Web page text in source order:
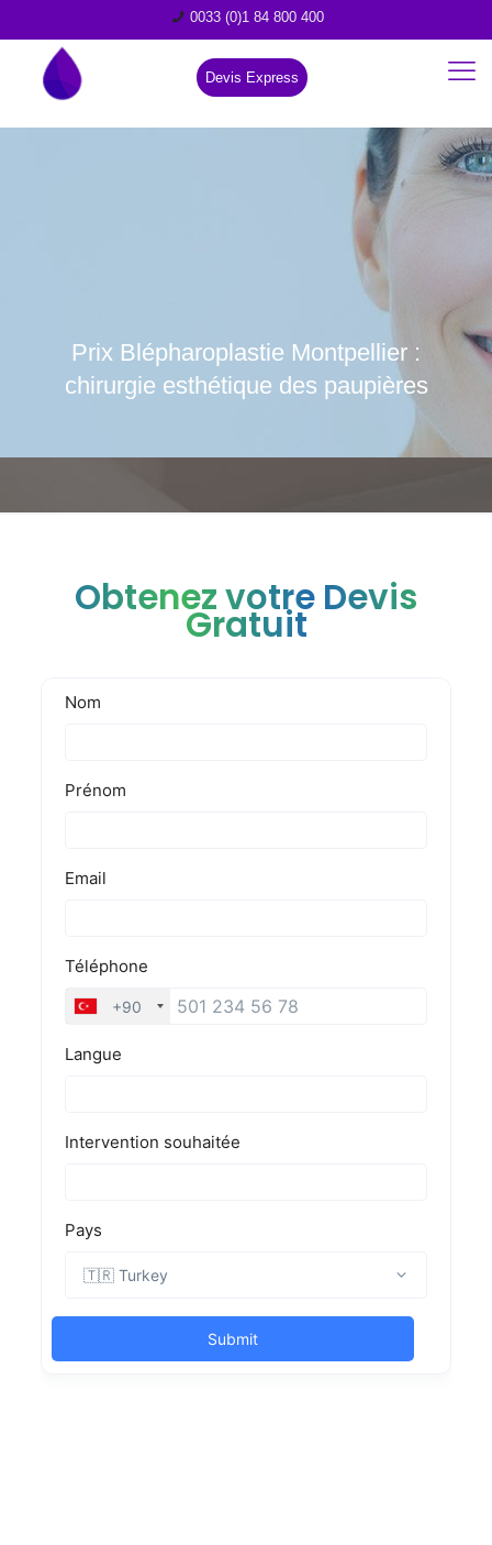
0033 (0)1 84 800 400
Devis Express
Prix Blépharoplastie Montpellier :
chirurgie esthétique des paupières
Obtenez votre Devis
Gratuit